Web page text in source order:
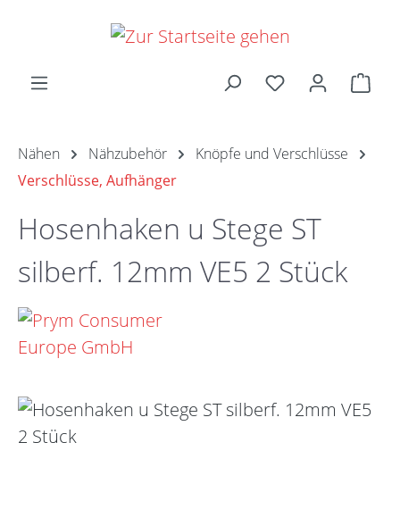
Zum Hauptinhalt springen
Nähen Nähzubehör
Knöpfe und Verschlüsse
Verschlüsse, Aufhänger
Hosenhaken u Stege ST
silberf. 12mm VE5 2 Stück
Bildergalerie überspringen